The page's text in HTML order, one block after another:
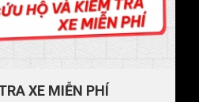
XE MIỄN PHÍ